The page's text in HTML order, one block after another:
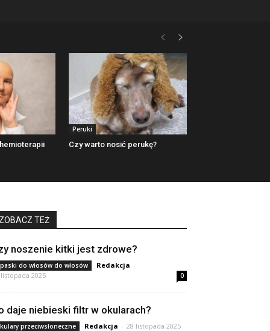
Peruki
Czy warto nosić perukę?
ZOBACZ TEŻ
noszenie kitki jest zdrowe?
do włosów do włosów Redakcja -
2025
0
daje niebieski filtr w okularach?
przeciwsłoneczne Redakcja - 28 listopada 2025